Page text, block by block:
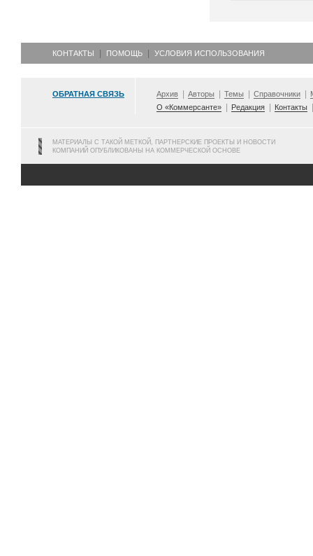
КОНТАКТЫ ПОМОЩЬ УСЛОВИЯ ИСПОЛЬЗОВАНИЯ
ОБРАТНАЯ СВЯЗЬ Архив Авторы Темы Справочники
О «Коммерсанте»
Редакция Контакты
МАТЕРИАЛЫ С ТАКОЙ МЕТКОЙ, ПАРТНЕРСКИЕ ПРОЕКТЫ И НОВОСТИ
КОМПАНИЙ ОПУБЛИКОВАНЫ НА КОММЕРЧЕСКОЙ ОСНОВЕ